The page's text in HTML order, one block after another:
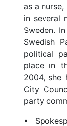
as a nurse,
in several
Sweden.
Swedish
political
place in
2004, she
City
party
•